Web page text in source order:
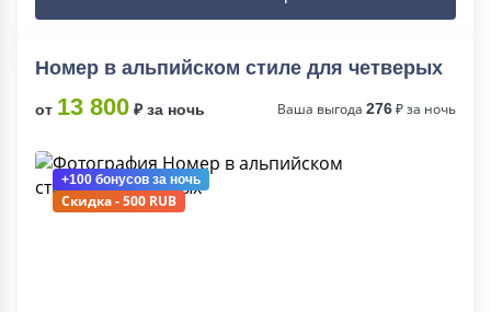
Номер в альпийском стиле для четверых
от 13 800 ₽ за ночь Ваша выгода 276₽ за ночь
+100 бонусов за ночь
Скидка - 500 RUB